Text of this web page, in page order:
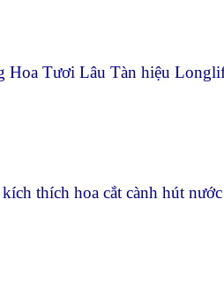
Hoa Tươi Lâu Tàn hiệu
thích hoa cắt cành hút